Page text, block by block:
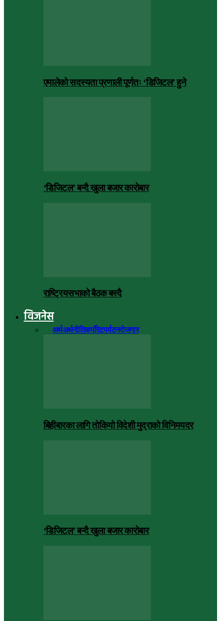
एमालेको सदस्यता प्रणाली पूर्णतः ‘डिजिटल’ हुने
‘डिजिटल’ बन्दै खुला बजार कारोबार
राष्ट्रियसभाको बैठक बस्दै
विजनेस
अर्थअर्थनीतिकर्पोरेटपर्यटनरोजगार
बिहीबारका लागि तोकियो विदेशी मुद्राको विनिमयदर
‘डिजिटल’ बन्दै खुला बजार कारोबार